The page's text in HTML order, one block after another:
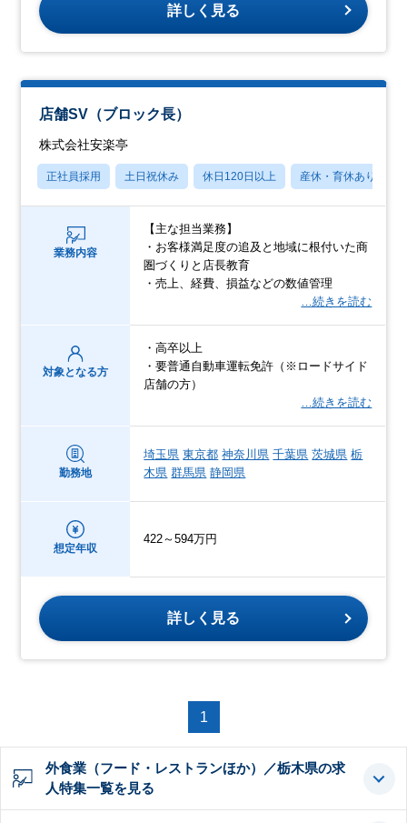
詳しく見る
店舗SV（ブロック長）
株式会社安楽亭
正社員採用 土日祝休み 休日120日以上 産休・育休あり
業務内容
【主な担当業務】
・お客様満足度の追及と地域に根付いた商
圏づくりと店長教育
・売上、経費、損益などの数値管理
…続きを読む
対象となる方
・高卒以上
・要普通自動車運転免許（※ロードサイド
店舗の方）
…続きを読む
勤務地
埼玉県 東京都 神奈川県 千葉県 茨城県 栃
木県 群馬県 静岡県
想定年収
422～594万円
詳しく見る
1
外食業（フード・レストランほか）／栃木県の求
人特集一覧を見る